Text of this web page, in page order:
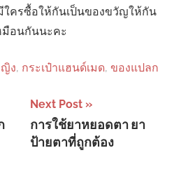
ใครซื้อให้กันเป็นของขวัญให้กัน
มือนกันนะคะ
ญิง, กระเป๋าแฮนด์เมด, ของแปลก
Next Post
การใช้ยาหยอดตา ยา
ป้ายตาที่ถูกต้อง